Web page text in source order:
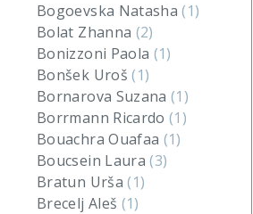
Bogoevska Natasha(1)
Bolat Zhanna (2)
Bonizzoni Paola (1)
Bonšek Uroš(1)
Bornarova Suzana(1)
Borrmann Ricardo(1)
Bouachra Ouafaa (1)
Boucsein Laura(3)
Bratun Urša(1)
Brecelj Aleš (1)